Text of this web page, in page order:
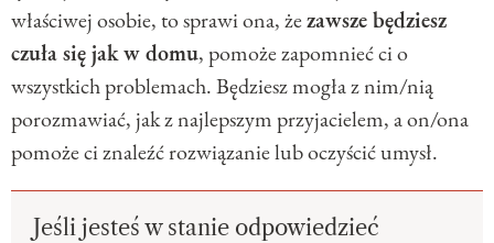
właściwej osobie, to sprawi ona, żezawsze będziesz
czuła się jak w domu, pomoże zapomnieć ci o
wszystkich problemach. Będziesz mogła z nim/nią
porozmawiać, jak z najlepszym przyjacielem, a on/ona
pomoże ci znaleźć rozwiązanie lub oczyścić umysł.
Jeśli jesteś w stanie odpowiedzieć